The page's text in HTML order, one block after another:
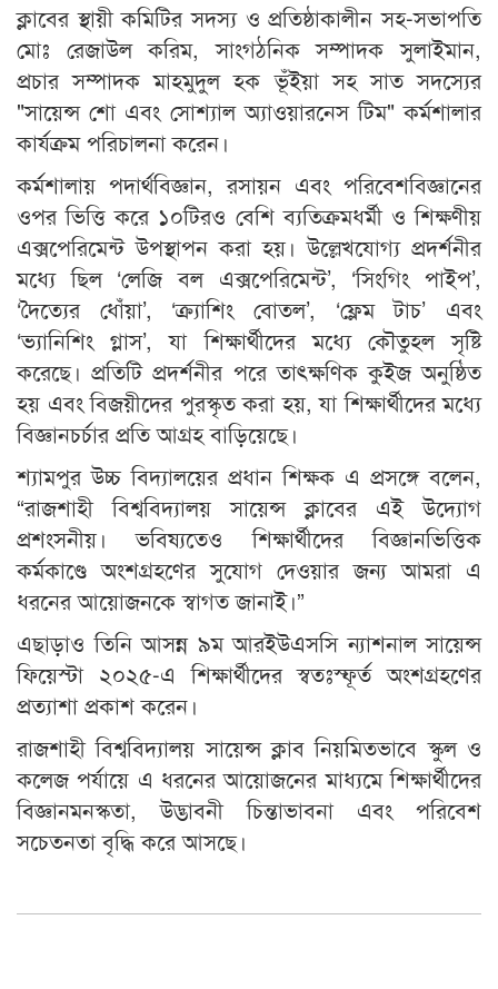
ক্লাবের স্থায়ী কমিটির সদস্য ও প্রতিষ্ঠাকালীন সহ-সভাপতি
মোঃ রেজাউল করিম, সাংগঠনিক সম্পাদক সুলাইমান,
প্রচার সম্পাদক মাহমুদুল হক ভূঁইয়া সহ সাত সদস্যের
"সায়েন্স শো এবং সোশ্যাল অ্যাওয়ারনেস টিম" কর্মশালার
কার্যক্রম পরিচালনা করেন।
কর্মশালায় পদার্থবিজ্ঞান, রসায়ন এবং পরিবেশবিজ্ঞানের
ওপর ভিত্তি করে ১০টিরও বেশি ব্যতিক্রমধর্মী ও শিক্ষণীয়
এক্সপেরিমেন্ট উপস্থাপন করা হয়। উল্লেখযোগ্য প্রদর্শনীর
মধ্যে ছিল ‘লেজি বল এক্সপেরিমেন্ট’, ‘সিংগিং পাইপ’,
‘দৈত্যের ধোঁয়া’, ‘ক্র্যাশিং বোতল’, ‘ফ্লেম টাচ’ এবং
‘ভ্যানিশিং গ্লাস’, যা শিক্ষার্থীদের মধ্যে কৌতুহল সৃষ্টি
করেছে। প্রতিটি প্রদর্শনীর পরে তাৎক্ষণিক কুইজ অনুষ্ঠিত
হয় এবং বিজয়ীদের পুরস্কৃত করা হয়, যা শিক্ষার্থীদের মধ্যে
বিজ্ঞানচর্চার প্রতি আগ্রহ বাড়িয়েছে।
শ্যামপুর উচ্চ বিদ্যালয়ের প্রধান শিক্ষক এ প্রসঙ্গে বলেন,
“রাজশাহী বিশ্ববিদ্যালয় সায়েন্স ক্লাবের এই উদ্যোগ
প্রশংসনীয়। ভবিষ্যতেও শিক্ষার্থীদের বিজ্ঞানভিত্তিক
কর্মকাণ্ডে অংশগ্রহণের সুযোগ দেওয়ার জন্য আমরা এ
ধরনের আয়োজনকে স্বাগত জানাই।”
এছাড়াও তিনি আসন্ন ৯ম আরইউএসসি ন্যাশনাল সায়েন্স
ফিয়েস্টা ২০২৫-এ শিক্ষার্থীদের স্বতঃস্ফূর্ত অংশগ্রহণের
প্রত্যাশা প্রকাশ করেন।
রাজশাহী বিশ্ববিদ্যালয় সায়েন্স ক্লাব নিয়মিতভাবে স্কুল ও
কলেজ পর্যায়ে এ ধরনের আয়োজনের মাধ্যমে শিক্ষার্থীদের
বিজ্ঞানমনস্কতা, উদ্ভাবনী চিন্তাভাবনা এবং পরিবেশ
সচেতনতা বৃদ্ধি করে আসছে।